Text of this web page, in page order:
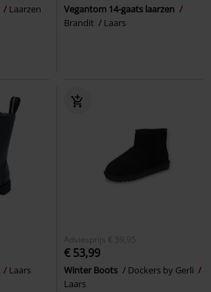
Laarzen
Vegantom 14-gaats laarzen
Brandit
Laars
Laars
Adviesprijs € 59,95
€ 53,99
Winter Boots
Dockers by Gerli
Laars